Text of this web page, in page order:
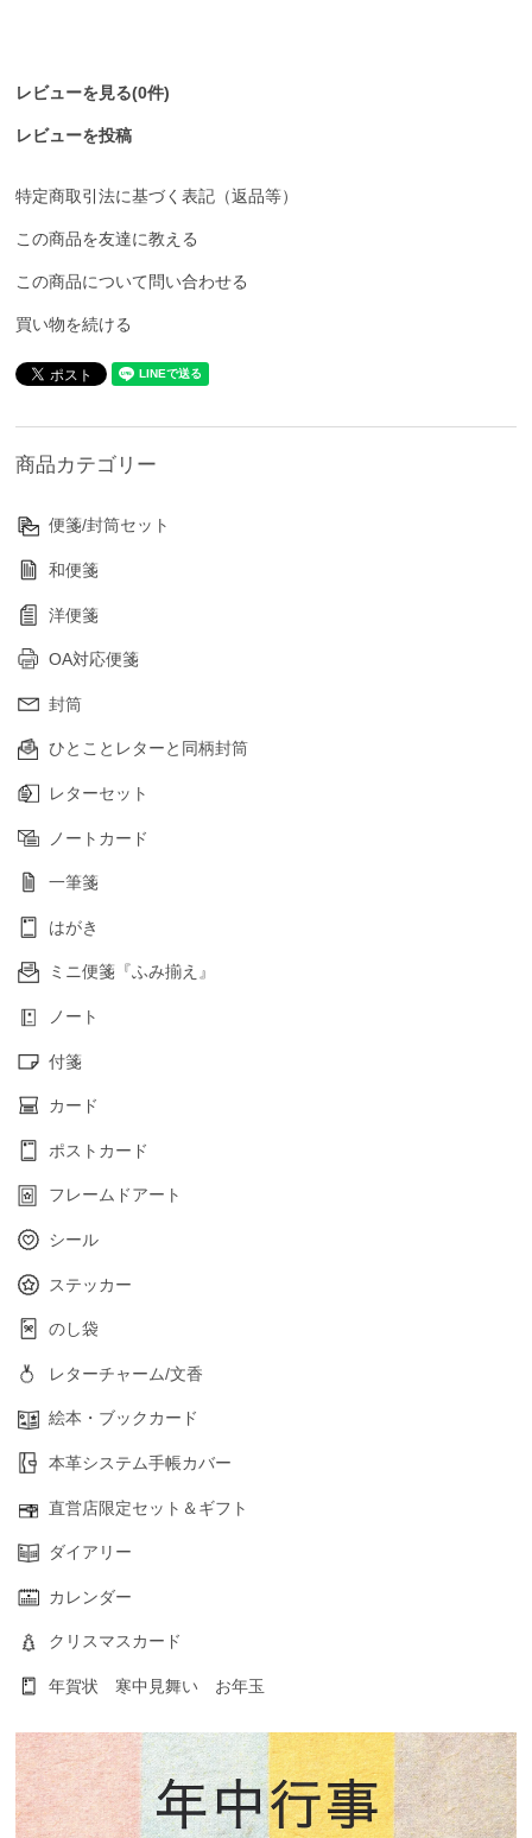
レビューを見る(0件)
レビューを投稿
特定商取引法に基づく表記（返品等）
この商品を友達に教える
この商品について問い合わせる
買い物を続ける
商品カテゴリー
便箋/封筒セット
和便箋
洋便箋
OA対応便箋
封筒
ひとことレターと同柄封筒
レターセット
ノートカード
一筆箋
はがき
ミニ便箋『ふみ揃え』
ノート
付箋
カード
ポストカード
フレームドアート
シール
ステッカー
のし袋
レターチャーム/文香
絵本・ブックカード
本革システム手帳カバー
直営店限定セット＆ギフト
ダイアリー
カレンダー
クリスマスカード
年賀状 寒中見舞い お年玉